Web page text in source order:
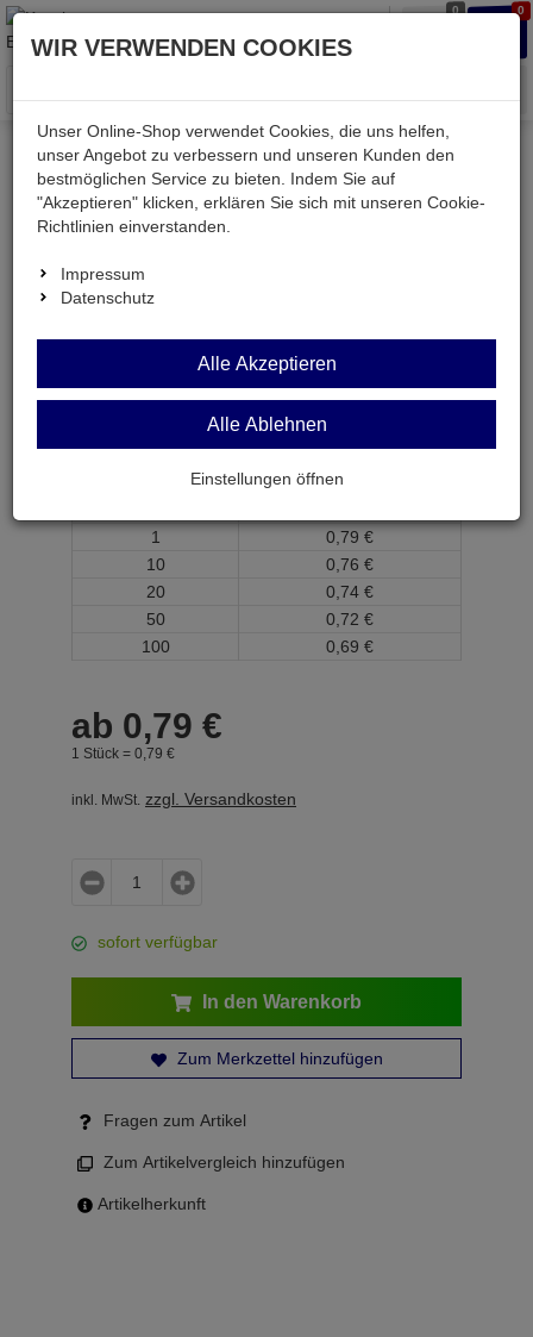
0 0
Menü
Weiter einkaufen Kessler electronic
passiv
Induktivitäten
LQH3N 22UH
LQH3N 22UH
SMD-Induktivität 22µH 150mA f. Video-Anw.
1
0, 79 €
10
0, 76 €
20
0, 74 €
50
0, 72 €
100
0, 69 €
ab 0,79 €
1 Stück = 0, 79 €
inkl. MwSt. zzgl. Versandkosten
sofort verfügbar
In den Warenkorb
Zum Merkzettel hinzufügen
Fragen zum Artikel
Zum Artikelvergleich hinzufügen
Artikelherkunft
WIR VERWENDEN COOKIES
Unser Online-Shop verwendet Cookies, die uns helfen,
unser Angebot zu verbessern und unseren Kunden den
bestmöglichen Service zu bieten. Indem Sie auf
"Akzeptieren" klicken, erklären Sie sich mit unseren Cookie-
Richtlinien einverstanden.
Impressum
Datenschutz
Alle Akzeptieren
Alle Ablehnen
Einstellungen öffnen